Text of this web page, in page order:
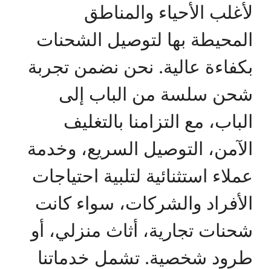
لأغلب الأحياء والمناطق
المحيطة بها لتوصيل الشحنات
بكفاءة عالية. نحن نضمن تجربة
شحن سلسة من الباب إلى
الباب، مع التزامنا بالتغليف
الآمن، التوصيل السريع، وخدمة
عملاء استثنائية لتلبية احتياجات
الأفراد والشركات، سواء كانت
شحنات تجارية، أثاث منزلي، أو
طرود شخصية. تشمل خدماتنا